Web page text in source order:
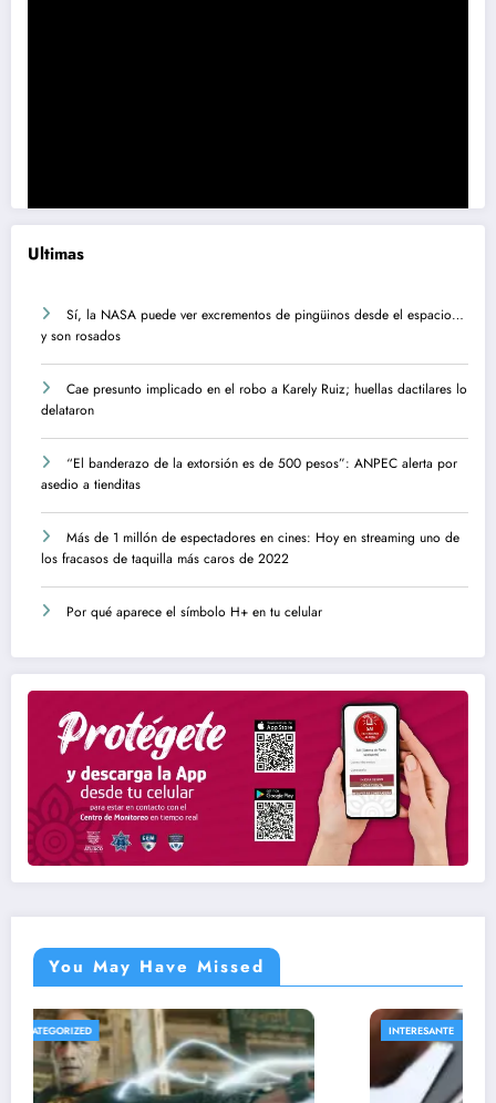
Ultimas
Sí, la NASA puede ver excrementos de pingüinos desde el espacio…
y son rosados
Cae presunto implicado en el robo a Karely Ruiz; huellas dactilares lo
delataron
“El banderazo de la extorsión es de 500 pesos”: ANPEC alerta por
asedio a tienditas
Más de 1 millón de espectadores en cines: Hoy en streaming uno de
los fracasos de taquilla más caros de 2022
Por qué aparece el símbolo H+ en tu celular
You May Have Missed
INTERESANTE UNCATEGORIZED